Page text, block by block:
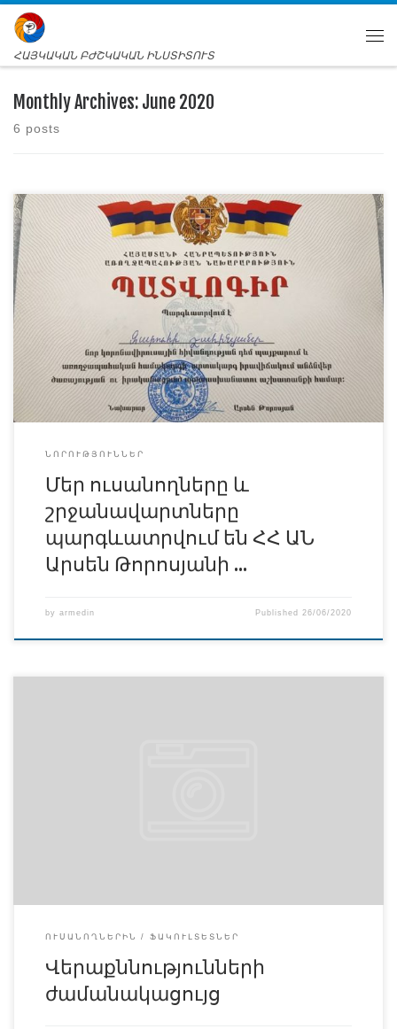
ՀԱՅԿԱԿԱՆ ԲԺՇԿԱԿԱՆ ԻՆՍՏԻՏՈՒՏ
Monthly Archives: June 2020
6 posts
Հայկական բժշկական ինստիտուտի 2019-2020թթ ուս.
տարվա <<Բուժական գործ>> ֆակուլտետի 2-րդ կուրսի
ուսանողուհիներ Յանա Խաչատրյանը, Զարուհի
Շահինյանը, Մելինե Հարությունյանը, 5-րդ կուրսի
ուսանողուհի Սաիյան Հռիփսիմեն, մագիստրատուրա 1-ին
կուրսի ուսանողուհի Սոնա Զարգարյանը, 2-րդ կուրսում
սովորող ուսանող, արդեն շրջանավարտ Դմիտրի
Բորիսովը, 2018-2019թթ ուստարվա շրջանավարտ Նարեկ
Վարդանյանը,2016-2017թթ ուստարվա շրջանավարտ
Ռազմիկ Կարապետյանը ՀՀ Առողջապահության
նախարար Արսեն […]
ՆՈՐՈՒԹՅՈՒՆՆԵՐ
Մեր ուսանողները և
շրջանավարտները
պարգևատրվում են ՀՀ ԱՆ
Արսեն Թորոսյանի …
by armedin Published 26/06/2020
ՈՒՍԱՆՈՂՆԵՐԻՆ ՖԱԿՈՒԼՏԵՏՆԵՐ
Վերաքննությունների
ժամանակացույց